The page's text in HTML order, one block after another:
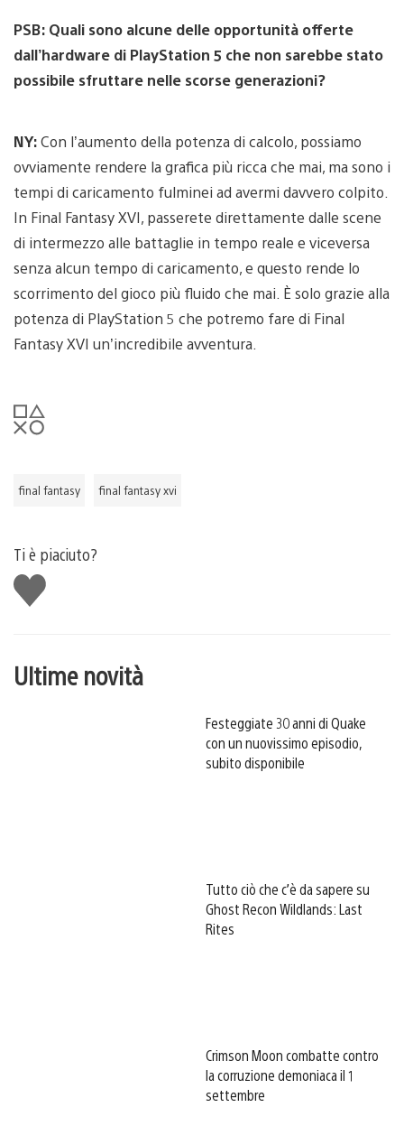
PSB: Quali sono alcune delle opportunità offerte
dall’hardware di PlayStation 5 che non sarebbe stato
possibile sfruttare nelle scorse generazioni?
NY:Con l’aumento della potenza di calcolo, possiamo
ovviamente rendere la grafica più ricca che mai, ma sono i
tempi di caricamento fulminei ad avermi davvero colpito.
In Final Fantasy XVI, passerete direttamente dalle scene
di intermezzo alle battaglie in tempo reale e viceversa
senza alcun tempo di caricamento, e questo rende lo
scorrimento del gioco più fluido che mai. È solo grazie alla
potenza di PlayStation 5 che potremo fare di Final
Fantasy XVI un’incredibile avventura.
final fantasy final fantasy xvi
Ti è piaciuto?
Mi
piace
Ultime novità
Festeggiate 30 anni di Quake
con un nuovissimo episodio,
subito disponibile
Tutto ciò che c’è da sapere su
Ghost Recon Wildlands: Last
Rites
Crimson Moon combatte contro
la corruzione demoniaca il 1
settembre